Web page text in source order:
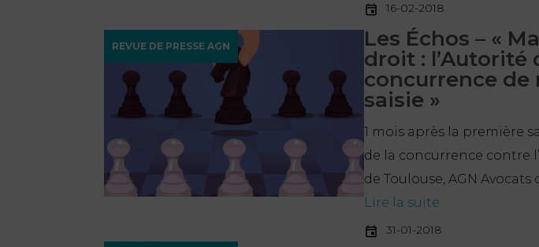
REVUE DE PRESSE AGN
16-02-2018
Les Échos – «
droit : l’Autorité
concurrence de
saisie »
1 mois après la première
de la concurrence contre
de Toulouse, AGN Avocats
Lire la suite
31-01-2018